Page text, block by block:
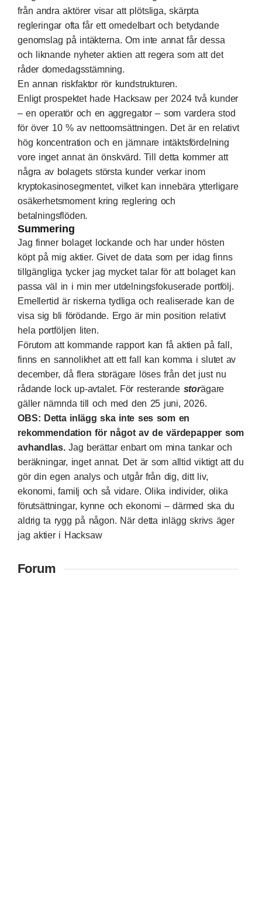
från andra aktörer visar att plötsliga, skärpta
regleringar ofta får ett omedelbart och betydande
genomslag på intäkterna. Om inte annat får dessa
och
liknande nyheter aktien att regera som att det
råder domedagsstämning.
En annan riskfaktor rör kundstrukturen.
Enligt prospektethade Hacksaw per 2024 två kunder
– en operatör och en aggregator – som vardera stod
för över 10 % av nettoomsättningen. Det är en relativt
hög koncentration och en jämnare intäktsfördelning
vore inget annat än önskvärd. Till detta kommer att
några av bolagets största kunder verkar inom
kryptokasinosegmentet, vilket kan innebära ytterligare
osäkerhetsmoment kring reglering och
betalningsflöden.
Summering
Jag finner bolaget lockande och har under hösten
köpt på mig aktier. Givet de data som per idag finns
tillgängliga tycker jag mycket talar för att bolaget kan
passa väl in i min mer utdelningsfokuserade portfölj.
Emellertid är riskerna tydliga och realiserade kan de
visa sig bli förödande. Ergo är min position relativt
hela portföljen liten.
Förutom att kommande rapport kan få aktien på fall,
finns en sannolikhet att ett fall kan komma i slutet av
december, då flera storägare löses från det just nu
rådande lock up-avtalet. För resterande storägare
gäller nämnda till och med den 25 juni, 2026.
OBS: Detta inlägg ska inte ses som en
rekommendation för något av de värdepapper som
avhandlas.Jag berättar enbart om mina tankar och
beräkningar, inget annat. Det är som alltid viktigt att du
gör din egen analys och utgår från dig, ditt liv,
ekonomi, familj och så vidare. Olika individer, olika
förutsättningar, kynne och ekonomi – därmed ska du
aldrig ta rygg på någon. När detta inlägg skrivs äger
jag aktier i Hacksaw
Forum